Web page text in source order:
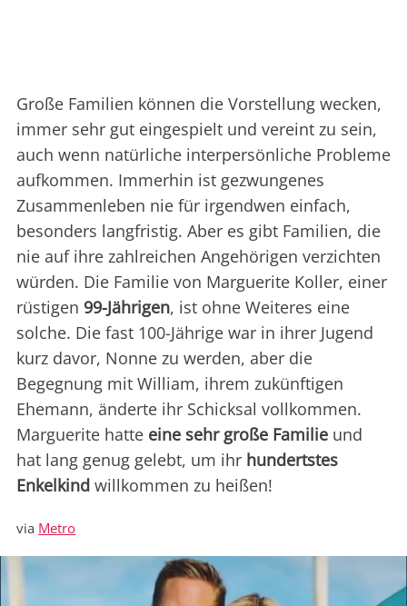
Große Familien können die Vorstellung wecken,
immer sehr gut eingespielt und vereint zu sein,
auch wenn natürliche interpersönliche Probleme
aufkommen. Immerhin ist gezwungenes
Zusammenleben nie für irgendwen einfach,
besonders langfristig. Aber es gibt Familien, die
nie auf ihre zahlreichen Angehörigen verzichten
würden. Die Familie von Marguerite Koller, einer
rüstigen 99-Jährigen, ist ohne Weiteres eine
solche. Die fast 100-Jährige war in ihrer Jugend
kurz davor, Nonne zu werden, aber die
Begegnung mit William, ihrem zukünftigen
Ehemann, änderte ihr Schicksal vollkommen.
Marguerite hatte eine sehr große Familie und
hat lang genug gelebt, um ihr hundertstes
Enkelkind willkommen zu heißen!
via Metro